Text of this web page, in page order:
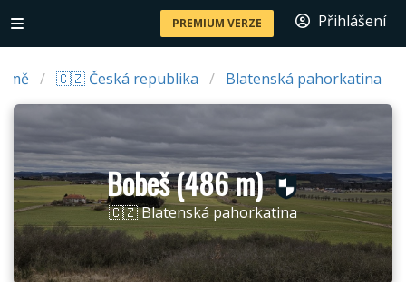
PREMIUM VERZE Přihlášení
🇨🇿 Česká republika Blatenská pahorkatina
Bobeš (486 m)
🇨🇿 Blatenská pahorkatina